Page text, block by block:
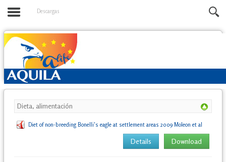
Descargas
Dieta, alimentación
Diet of non-breeding Bonelli's eagle at settlement areas 2009 Moleon et al
Download
Details